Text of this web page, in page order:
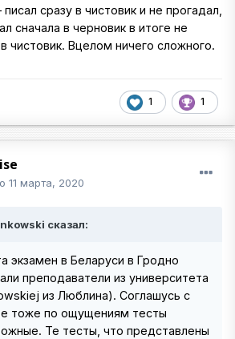
сразу в чистовик и не прогадал,
сначала в черновик в итоге не
чистовик. Вцелом ничего сложного.
1 1
11 марта, 2020
сказал:
экзамен в Беларуси в Гродно
преподаватели из университета
из Люблина). Соглашусь с
тоже по ощущениям тесты
Те тесты, что представлены